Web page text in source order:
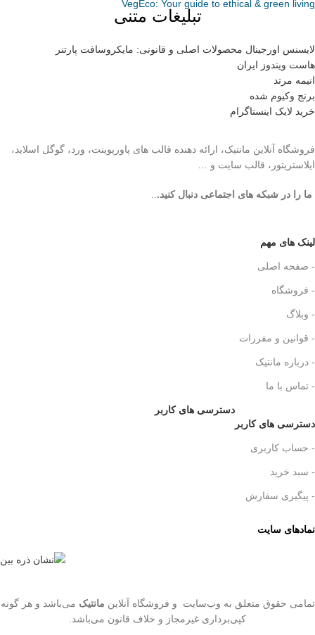
VegEco: Your guide to ethical & green living
تبلیغات متنی
لایسنس اورجینال محصولات اصلی و قانونی: مایکروسافت پارتنر
هاست ویندوز ایران
انیمه مرتد
برنج وکیوم شده
خرید لایک اینستاگرام
فروشگاه آنلاین مانتیک، ارائه دهنده قالب های پاورپوینت، ورد، گوگل اسلاید،
ایلاستریتور، قالب سایت و …
ما را در شبکه های اجتماعی دنبال کنید.
لینک های مهم
- صفحه اصلی
- فروشگاه
- وبلاگ
- قوانین و مقررات
- درباره مانتیک
- تماس با ما
دسترسی های کاربر
دسترسی های کاربر
- حساب کاربری
- سبد خرید
- پیگیری سفارش
نمادهای سایت
تمامی حقوق متعلق به وب‌سایت و فروشگاه‌ آنلاین مانتیک می‌باشد و هر گونه
کپی‌برداری غیرمجاز و خلاف قانون می‌باشد.